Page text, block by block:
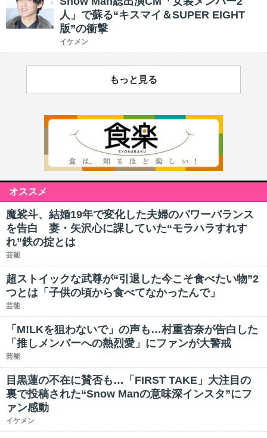
人」で蘇る“キスマイ＆SUPER EIGHT
版”の衝撃
イケメン
もっと見る
オススメ
魔裟斗、結婚19年で変化した夫婦のパワーバランス
を告白 妻・矢沢心に課していた“モラハラすれす
れ”鉄の掟とは
芸能
超ストイックな武尊が“引退した今こそ食べたい物”2
つとは「子供の頃から食べてなかったんで」
芸能
「M!LKを狙わないで」の声も…村重杏奈が告白した
「推しメンバーへの熱烈愛」にファンが大警戒
芸能
目黒蓮の不在に賛否も…「FIRST TAKE」大注目の
裏で投稿された“Snow Manの意味深インスタ”にフ
ァン感動
イケメン